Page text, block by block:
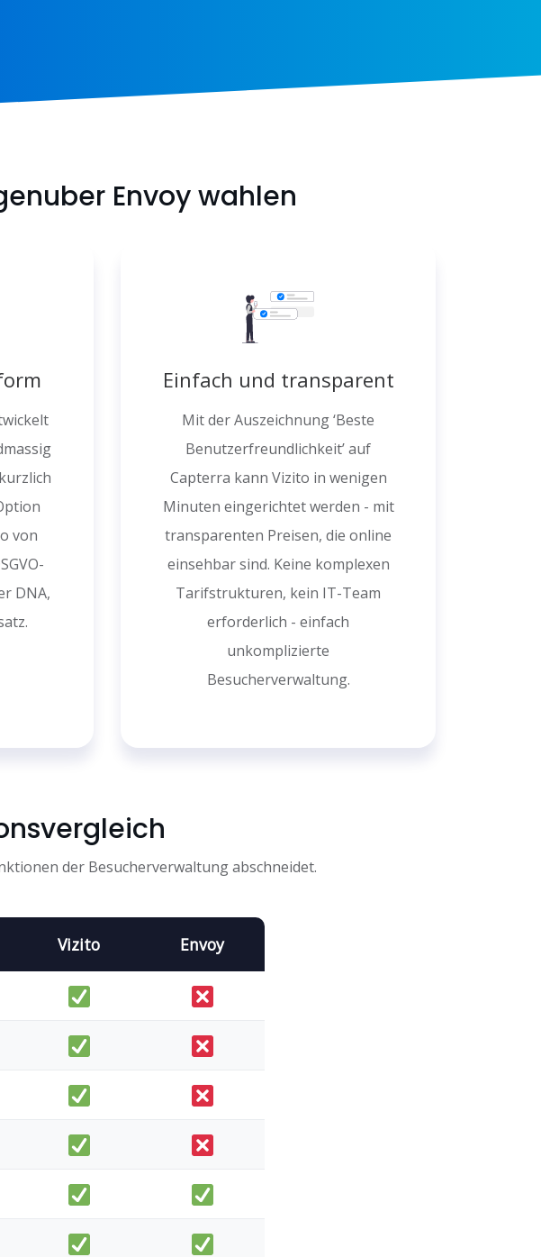
Envoy wahlen
von
DNA,
Einfach und transparent
Mit der Auszeichnung ‘Beste
Benutzerfreundlichkeit’ auf
Capterra kann Vizito in wenigen
Minuten eingerichtet werden - mit
transparenten Preisen, die online
einsehbar sind. Keine komplexen
Tarifstrukturen, kein IT-Team
erforderlich - einfach
unkomplizierte
Besucherverwaltung.
der Besucherverwaltung abschneidet.
Vizito Envoy